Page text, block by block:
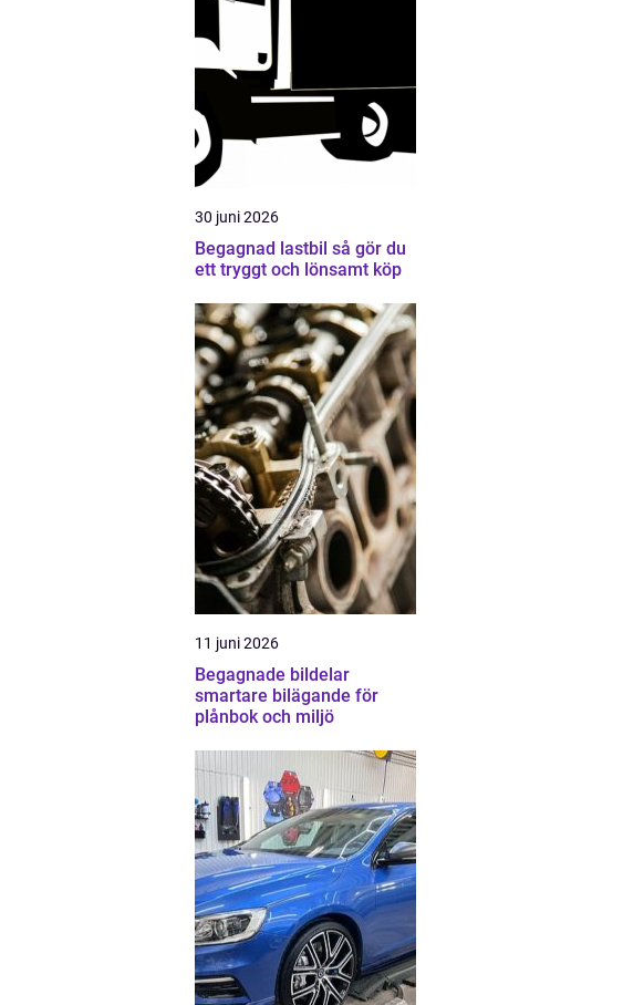
30 juni 2026
Begagnad lastbil så gör du
ett tryggt och lönsamt köp
11 juni 2026
Begagnade bildelar
smartare bilägande för
plånbok och miljö